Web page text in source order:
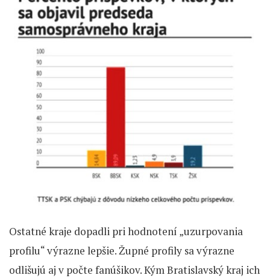
Ostatné kraje dopadli pri hodnotení „uzurpovania
profilu“ výrazne lepšie. Župné profily sa výrazne
odlišujú aj v počte fanúšikov. Kým Bratislavský kraj ich